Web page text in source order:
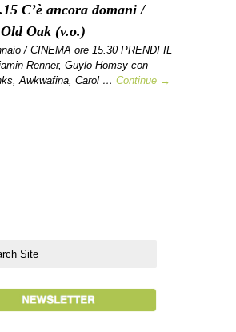
C’è ancora domani /
Oak (v.o.)
/ CINEMA ore 15.30 PRENDI IL
Renner, Guylo Homsy con
Awkwafina, Carol … Continue →